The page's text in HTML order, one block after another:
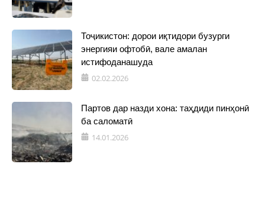
Тоҷикистон: дорои иқтидори бузурги
энергияи офтобӣ, вале амалан
истифоданашуда
02.02.2026
Партов дар назди хона: таҳдиди пинҳонӣ
ба саломатӣ
14.01.2026